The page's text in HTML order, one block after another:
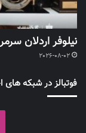
نیلوفر اردلان
2026-08-02
فوتبالز در شبکه های